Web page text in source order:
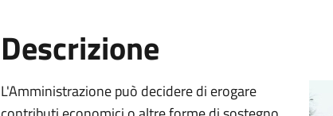
Descrizione
L'Amministrazione può decidere di erogare